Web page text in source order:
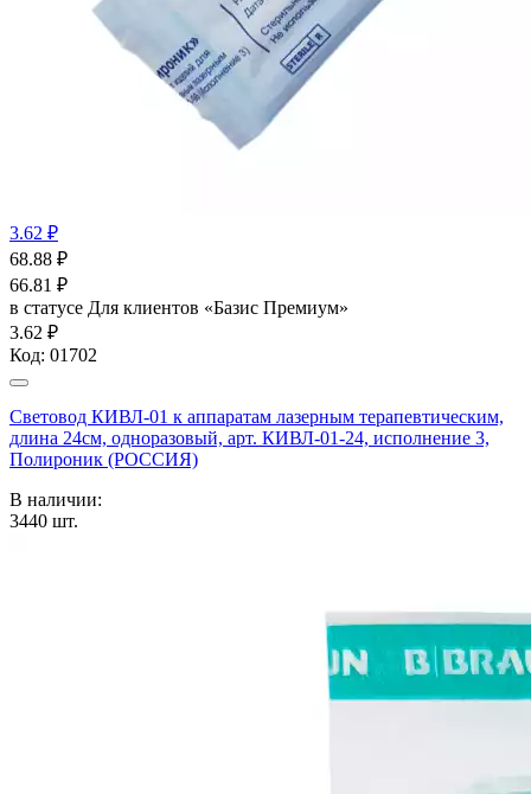
3.62 ₽
68.88 ₽
66.81 ₽
в статусе Для клиентов «Базис Премиум»
3.62 ₽
Код: 01702
Световод КИВЛ-01 к аппаратам лазерным терапевтическим,
длина 24см, одноразовый, арт. КИВЛ-01-24, исполнение 3,
Полироник (РОССИЯ)
В наличии:
3440 шт.